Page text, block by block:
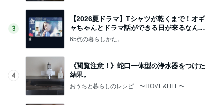
3
【2026夏ドラマ】Tシャツが乾くまで！オギ
ャちゃんとドラマ話ができる日が来るなん
て！
65点の暮らしかた。
4
《閲覧注意！》蛇口一体型の浄水器をつけた
結果。
おうちと暮らしのレシピ 〜HOME&LIFE〜